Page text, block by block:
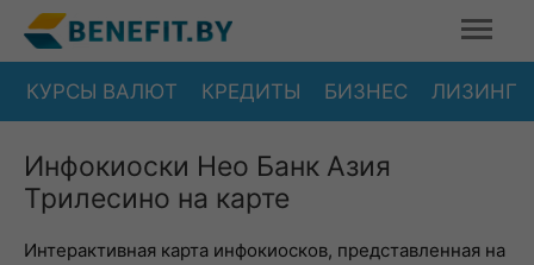
КУРСЫ ВАЛЮТ КРЕДИТЫ БИЗНЕС ЛИЗИНГ
Инфокиоски Нео Банк Азия
Трилесино на карте
Интерактивная карта инфокиосков, представленная на